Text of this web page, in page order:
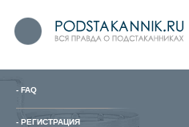
- FAQ
- РЕГИСТРАЦИЯ